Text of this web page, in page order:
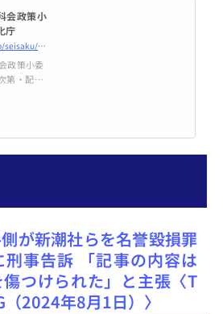
会政策小
庁
https://www.bunka.go.jp/seisaku/bunkashingikai/chosakuken/seisaku/r06_02/index.html
政策小委
第・配布
が新潮社らを名誉毀損罪
事告訴 「記事の内容は
つけられた」と主張〈T
（2024年8月1日）〉